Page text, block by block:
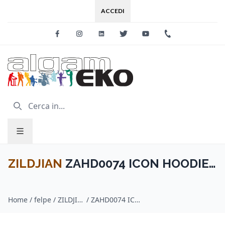
ACCEDI
FacebookInstagramLinkedinTwitter Youtube
ZILDJIAN ZAHD0074 ICON HOODIE
Home / felpe / ZILDJIAN / ZAHD0074 ICON HOODIE BLACK XL